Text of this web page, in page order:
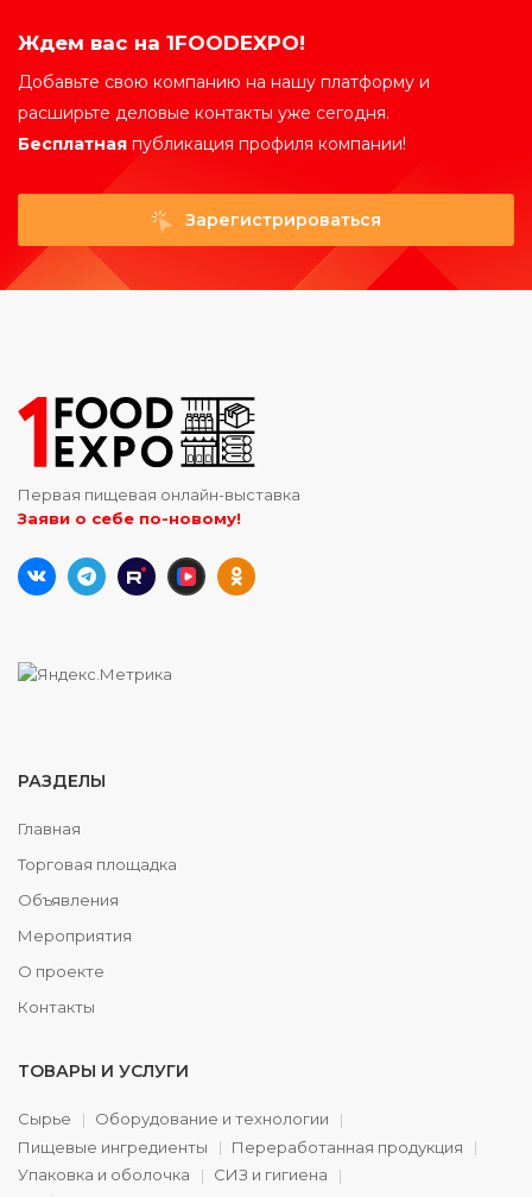
Ждем вас на 1FOODEXPO!
Добавьте свою компанию на нашу платформу и
расширьте деловые контакты уже сегодня.
Бесплатная публикация профиля компании!
Зарегистрироваться
Первая пищевая онлайн-выставка
Заяви о себе по-новому!
РАЗДЕЛЫ
Главная
Торговая площадка
Объявления
Мероприятия
О проекте
Контакты
ТОВАРЫ И УСЛУГИ
Сырье
Оборудование и технологии
Пищевые ингредиенты
Переработанная продукция
Упаковка и оболочка
СИЗ и гигиена